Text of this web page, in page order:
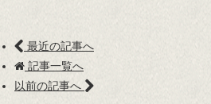
最近の記事へ
記事一覧へ
以前の記事へ